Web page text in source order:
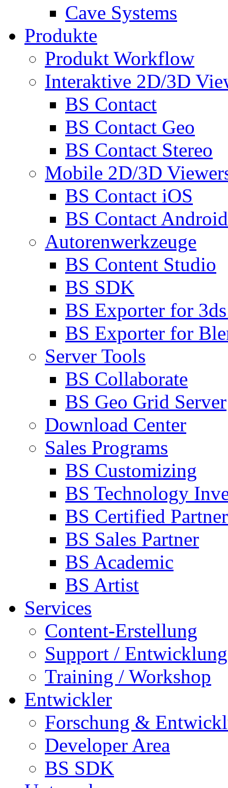
Cave Systems
Produkte
Produkt Workflow
Interaktive 2D/3D
BS Contact
BS Contact Geo
BS Contact Stereo
Mobile 2D/3D
BS Contact iOS
BS Contact Android
Autorenwerkzeuge
BS Content Studio
BS SDK
BS Exporter for
BS Exporter for
Server Tools
BS Collaborate
BS Geo Grid Server
Download Center
Sales Programs
BS Customizing
BS Technology
BS Certified Partner
BS Sales Partner
BS Academic
BS Artist
Services
Content-Erstellung
Support / Entwicklung
Training / Workshop
Entwickler
Forschung &
Developer Area
BS SDK